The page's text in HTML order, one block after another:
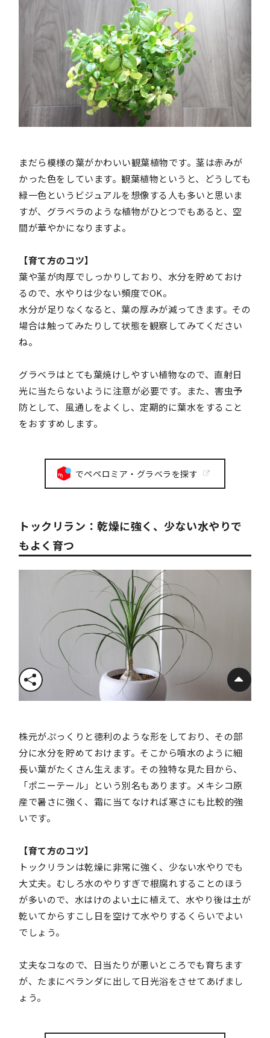
まだら模様の葉がかわいい観葉植物です。茎は赤みが
かった色をしています。観葉植物というと、どうしても
緑一色というビジュアルを想像する人も多いと思いま
すが、グラベラのような植物がひとつでもあると、空
間が華やかになりますよ。
【育て方のコツ】
葉や茎が肉厚でしっかりしており、水分を貯めておけ
るので、水やりは少ない頻度でOK。
水分が足りなくなると、葉の厚みが減ってきます。その
場合は触ってみたりして状態を観察してみてください
ね。
グラベラはとても葉焼けしやすい植物なので、直射日
光に当たらないように注意が必要です。また、害虫予
防として、風通しをよくし、定期的に葉水をすること
をおすすめします。
でペペロミア・グラベラを探す
トックリラン：乾燥に強く、少ない水やりで
もよく育つ
株元がぷっくりと徳利のような形をしており、その部
分に水分を貯めておけます。そこから噴水のように細
長い葉がたくさん生えます。その独特な見た目から、
「ポニーテール」という別名もあります。メキシコ原
産で暑さに強く、霜に当てなければ寒さにも比較的強
いです。
【育て方のコツ】
トックリランは乾燥に非常に強く、少ない水やりでも
大丈夫。むしろ水のやりすぎで根腐れすることのほう
が多いので、水はけのよい土に植えて、水やり後は土が
乾いてからすこし日を空けて水やりするくらいでよい
でしょう。
丈夫なコなので、日当たりが悪いところでも育ちます
が、たまにベランダに出して日光浴をさせてあげまし
ょう。